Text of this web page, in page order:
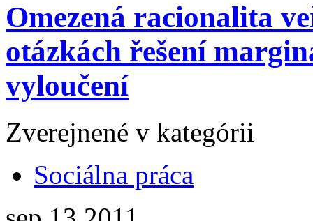
Omezená racionalita
otázkách řešení
vyloučení
Zverejnené v kategórii
Sociálna práca